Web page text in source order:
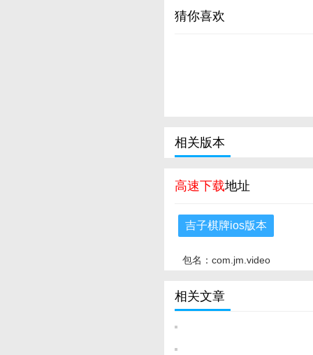
猜你喜欢
相关版本
高速下载地址
吉子棋牌ios版本
包名：com.jm.video
相关文章